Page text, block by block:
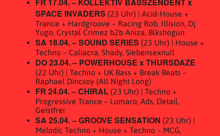
FR 17.04. – KOLLEKTIV BASSZENDENT x
SPACE INVADERS (23 Uhr) | Acid-House +
Trance + Hardgroove – Racing Rob, Illision, Dj
Yugo, Crystal Crimez b2b Aniza, Blkshogun
SA 18.04. – SOUND SERIES (23 Uhr) | House +
Techno – Caliacra, Shady, Siebensexnull
DO 23.04. – POWERHOUSE x THURSDAZE
(22 Uhr) | Techno + UK Bass + Break Beats –
Raphael Dincsoy (All Night Long)
FR 24.04. – CHIRAL (23 Uhr) | Techno +
Progressive Trance – Lumaro, Ads, Detail,
Geistfrei
SA 25.04. – GROOVE SENSATION (23 Uhr) |
Melodic Techno + House + Techno – MCG,